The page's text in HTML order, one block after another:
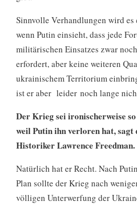
Sinnvolle Verhandlungen wird es
wenn Putin einsieht, dass jede
militärischen Einsatzes zwar
erfordert, aber keine weiteren
ukrainischem Territorium
ist er aber leider noch lange
Der Krieg sei ironischerweise so
weil Putin ihn verloren hat,
Historiker Lawrence
Natürlich hat er Recht. Nach
Plan sollte der Krieg nach
völligen Unterwerfung der